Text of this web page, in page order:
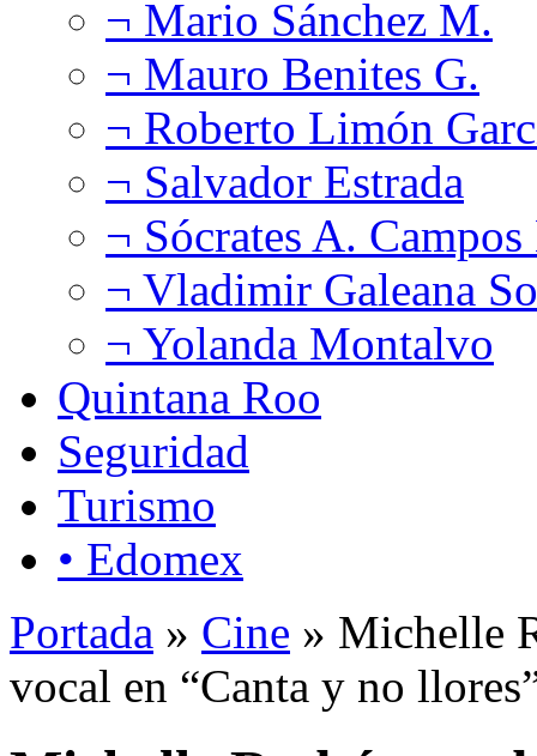
¬ Mario Sánchez M.
¬ Mauro Benites G.
¬ Roberto Limón
¬ Salvador Estrada
¬ Sócrates A.
¬ Vladimir Galeana
¬ Yolanda Montalvo
Quintana Roo
Seguridad
Turismo
• Edomex
Portada » Cine » Michelle
vocal en “Canta y no